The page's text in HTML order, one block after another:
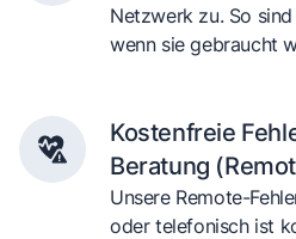
Netzwerk zu. So
wenn sie gebraucht
Kostenfreie
Beratung
Unsere Remote-
oder telefonisch ist